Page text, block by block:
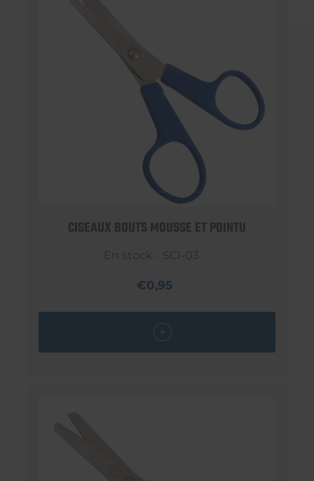
CISEAUX BOUTS MOUSSE ET POINTU
En stock - SCI-03
€0,95